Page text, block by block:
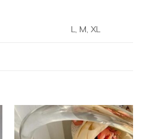
L, M, XL